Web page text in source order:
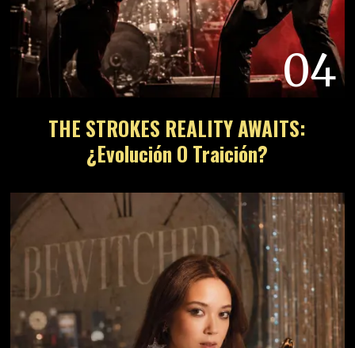
04
THE STROKES REALITY AWAITS:
¿Evolución O Traición?